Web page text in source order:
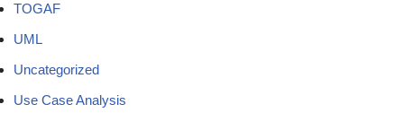
TOGAF
UML
Uncategorized
Use Case Analysis